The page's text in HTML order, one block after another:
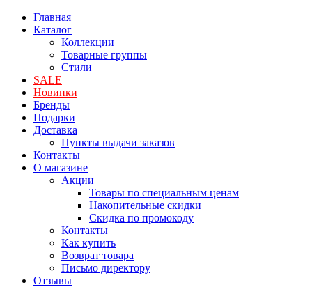
Главная
Каталог
Коллекции
Товарные группы
Стили
SALE
Новинки
Бренды
Подарки
Доставка
Пункты выдачи заказов
Контакты
О магазине
Акции
Товары по специальным ценам
Накопительные скидки
Скидка по промокоду
Контакты
Как купить
Возврат товара
Письмо директору
Отзывы